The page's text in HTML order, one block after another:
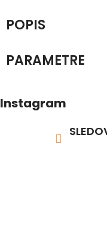
POPIS
PARAMETRE
Instagram